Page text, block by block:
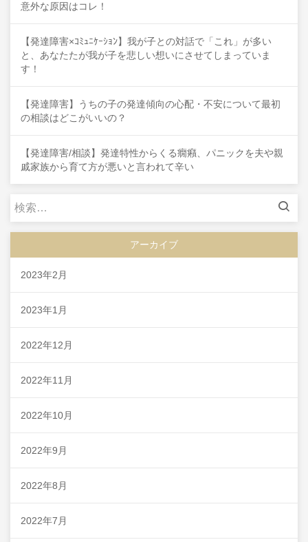
意外な原因はコレ！
【発達障害×ｺﾐｭﾆｹｰｼｮﾝ】我が子との対話で「これ」が多い
と、あなたたが我が子を悲しい想いにさせてしまっていま
す！
【発達障害】うちの子の発達傾向の心配・不安について最初
の相談はどこがいいの？
【発達障害/相談】発達特性からくる癇癪、パニックを夫や親
戚家族から育て方が悪いと言われて辛い
検
アーカイブ
2023年2月
2023年1月
2022年12月
2022年11月
2022年10月
2022年9月
2022年8月
2022年7月